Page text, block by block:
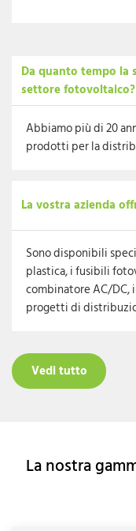
Da quanto tempo la
settore fotovoltaico?
Abbiamo più di 20
prodotti per la
La vostra azienda
Sono disponibili
plastica, i fusibili
combinatore AC/DC,
progetti di
Vedi tutto
La nostra